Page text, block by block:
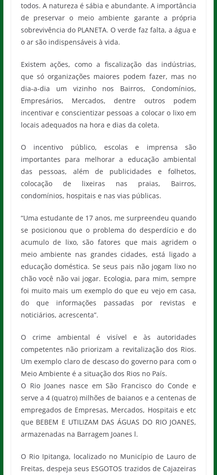
todos. A natureza é sábia e abundante. A importância
de preservar o meio ambiente garante a própria
sobrevivência do PLANETA. O verde faz falta, a água e
o ar são indispensáveis à vida.
Existem ações, como a fiscalização das indústrias,
que só organizações maiores podem fazer, mas no
dia-a-dia um vizinho nos Bairros, Condomínios,
Empresários, Mercados, dentre outros podem
incentivar e conscientizar pessoas a colocar o lixo em
locais adequados na hora e dias da coleta.
O incentivo público, escolas e imprensa são
importantes para melhorar a educação ambiental
das pessoas, além de publicidades e folhetos,
colocação de lixeiras nas praias, Bairros,
condomínios, hospitais e nas vias públicas.
“Uma estudante de 17 anos, me surpreendeu quando
se posicionou que o problema do desperdício e do
acumulo de lixo, são fatores que mais agridem o
meio ambiente nas grandes cidades, está ligado a
educação doméstica. Se seus pais não jogam lixo no
chão você não vai jogar. Ecologia, para mim, sempre
foi muito mais um exemplo do que eu vejo em casa,
do que informações passadas por revistas e
noticiários, acrescenta”.
O crime ambiental é visível e às autoridades
competentes não priorizam a revitalização dos Rios.
Um exemplo claro de descaso do governo para com o
Meio Ambiente é a situação dos Rios no País.
O Rio Joanes nasce em São Francisco do Conde e
serve a 4 (quatro) milhões de baianos e a centenas de
empregados de Empresas, Mercados, Hospitais e etc
que BEBEM E UTILIZAM DAS ÁGUAS DO RIO JOANES,
armazenadas na Barragem Joanes l.
O Rio Ipitanga, localizado no Município de Lauro de
Freitas, despeja seus ESGOTOS trazidos de Cajazeiras